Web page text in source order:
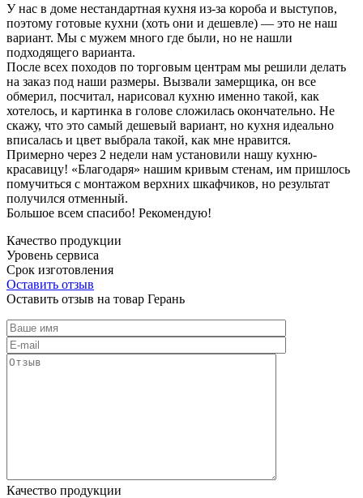
У нас в доме нестандартная кухня из-за короба и выступов,
поэтому готовые кухни (хоть они и дешевле) — это не наш
вариант. Мы с мужем много где были, но не нашли
подходящего варианта.
После всех походов по торговым центрам мы решили делать
на заказ под наши размеры. Вызвали замерщика, он все
обмерил, посчитал, нарисовал кухню именно такой, как
хотелось, и картинка в голове сложилась окончательно. Не
скажу, что это самый дешевый вариант, но кухня идеально
вписалась и цвет выбрала такой, как мне нравится.
Примерно через 2 недели нам установили нашу кухню-
красавицу! «Благодаря» нашим кривым стенам, им пришлось
помучиться с монтажом верхних шкафчиков, но результат
получился отменный.
Большое всем спасибо! Рекомендую!
Качество продукции
Уровень сервиса
Срок изготовления
Оставить отзыв
Оставить отзыв на товар Герань
Качество продукции